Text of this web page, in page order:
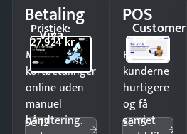
Betaling
Viva
Pristjek:
27.924 kr
Modtag
kortbetalinger
online uden
manuel
håndtering.
Se 12
POS
Customer
1st
Ekspedér
kunderne
hurtigere
og få
samlet
Se 15